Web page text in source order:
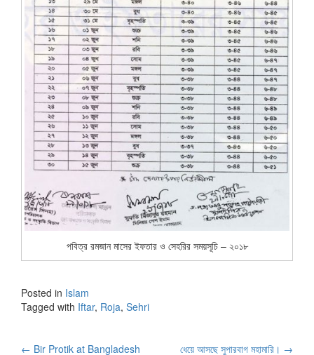
পবিত্র রমজান মাসের ইফতার ও সেহরির সময়সূচি – ২০১৮
Posted in Islam
Tagged with Iftar, Roja, Sehri
← Bir Protik at Bangladesh
ধেয়ে আসছে সুপারবাগ মহামারি। →